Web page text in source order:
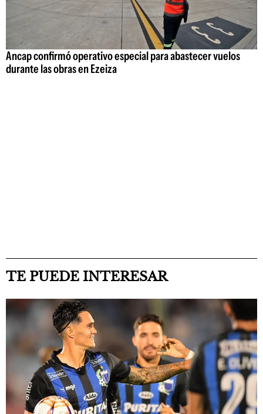
Ancap confirmó operativo especial para abastecer vuelos
durante las obras en Ezeiza
TE PUEDE INTERESAR